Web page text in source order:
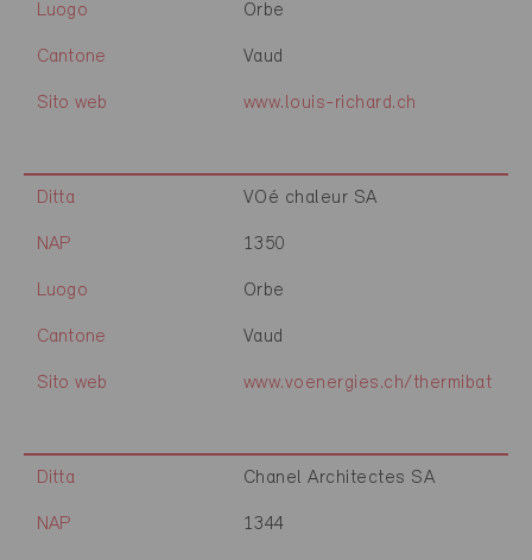
Luogo Orbe
Cantone Vaud
Sito web www.louis-richard.ch
Ditta VOé chaleur SA
NAP 1350
Luogo Orbe
Cantone Vaud
Sito web www.voenergies.ch/thermibat
Ditta Chanel Architectes SA
NAP 1344